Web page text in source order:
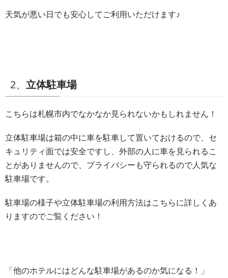
天気が悪い日でも安心してご利用いただけます♪
2、 立体駐車場
こちらは札幌市内でなかなか見られないかもしれません！
立体駐車場は箱の中に車を駐車して置いておけるので、セ
キュリティ面では安全ですし、外部の人に車を見られるこ
とがありませんので、プライバシーも守られるので人気な
駐車場です。
駐車場の様子や立体駐車場の利用方法はこちらに詳しくあ
りますのでご覧ください！
「他のホテルにはどんな駐車場があるのか気になる！」